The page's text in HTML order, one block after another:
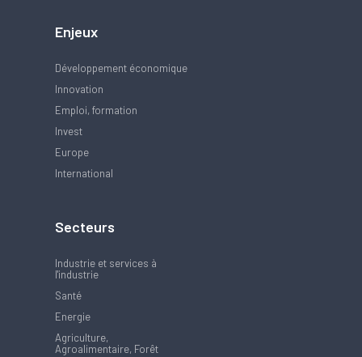
Enjeux
Développement économique
Innovation
Emploi, formation
Invest
Europe
International
Secteurs
Industrie et services à
l'industrie
Santé
Energie
Agriculture,
Agroalimentaire, Forêt